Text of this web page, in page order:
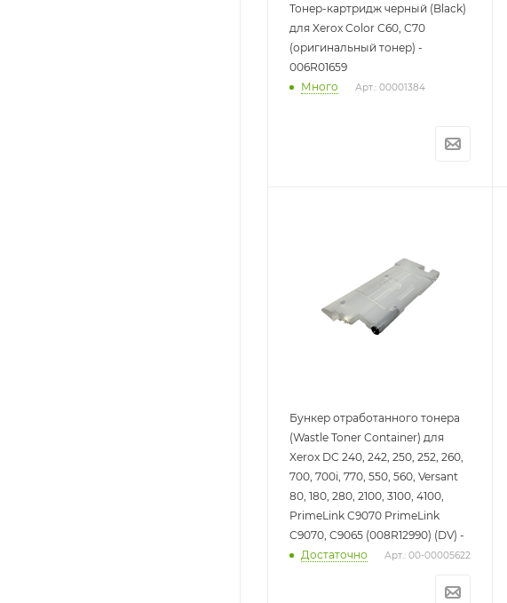
Тонер-картридж черный (Black)
для Xerox Color C60, C70
(оригинальный тонер) -
006R01659
Много
Арт.: 00001384
Бункер отработанного тонера
(Wastle Toner Container) для
Xerox DC 240, 242, 250, 252, 260,
700, 700i, 770, 550, 560, Versant
80, 180, 280, 2100, 3100, 4100,
PrimeLink C9070 PrimeLink
C9070, C9065 (008R12990) (DV) -
Достаточно
Арт.: 00-00005622